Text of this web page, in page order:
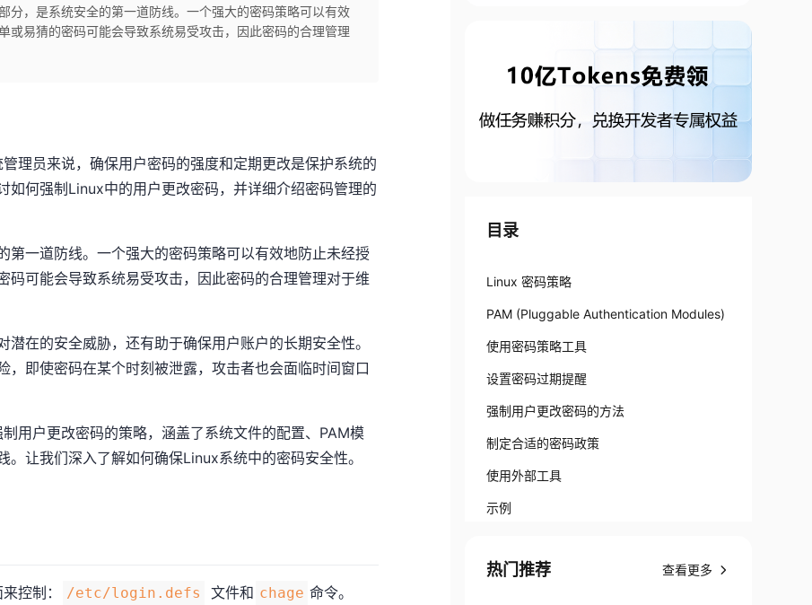
分，是系统安全的第一道防线。一个强大的密码策略可以有效
或易猜的密码可能会导致系统易受攻击，因此密码的合理管理
理员来说，确保用户密码的强度和定期更改是保护系统的
如何强制Linux中的用户更改密码，并详细介绍密码管理的
第一道防线。一个强大的密码策略可以有效地防止未经授
码可能会导致系统易受攻击，因此密码的合理管理对于维
在的安全威胁，还有助于确保用户账户的长期安全性。
，即使密码在某个时刻被泄露，攻击者也会面临时间窗口
用户更改密码的策略，涵盖了系统文件的配置、PAM模
让我们深入了解如何确保Linux系统中的密码安全性。
控制： /etc/login.defs 文件和 chage 命令。
目录
Linux 密码策略
PAM (Pluggable Authentication Modules)
使用密码策略工具
设置密码过期提醒
强制用户更改密码的方法
制定合适的密码政策
使用外部工具
示例
热门推荐 查看更多